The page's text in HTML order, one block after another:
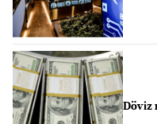
Döviz